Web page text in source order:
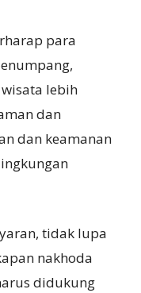
para
lebih
dan
dan keamanan
tidak lupa
nakhoda
didukung